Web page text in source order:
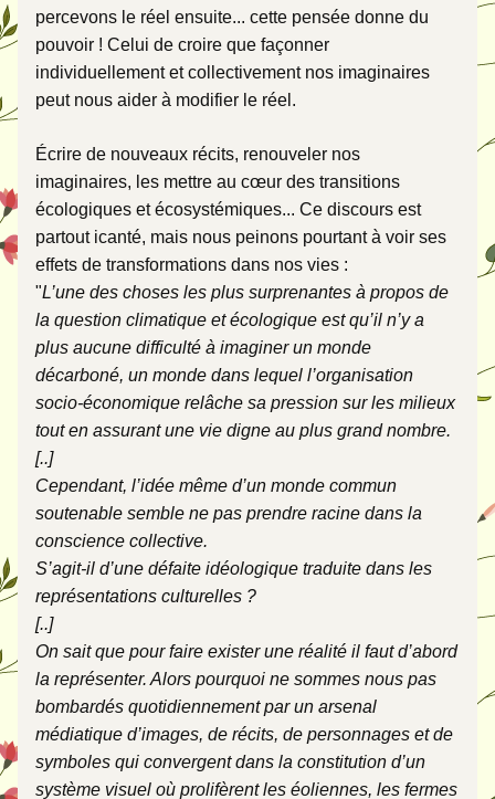
percevons le réel ensuite... cette pensée donne du
pouvoir ! Celui de croire que façonner
individuellement et collectivement nos imaginaires
peut nous aider à modifier le réel.
Écrire de nouveaux récits, renouveler nos
imaginaires, les mettre au cœur des transitions
écologiques et écosystémiques... Ce discours est
partout icanté, mais nous peinons pourtant à voir ses
effets de transformations dans nos vies :
"L’une des choses les plus surprenantes à propos de
la question climatique et écologique est qu’il n’y a
plus aucune difficulté à imaginer un monde
décarboné, un monde dans lequel l’organisation
socio-économique relâche sa pression sur les milieux
tout en assurant une vie digne au plus grand nombre.
[..]
Cependant, l’idée même d’un monde commun
soutenable semble ne pas prendre racine dans la
conscience collective.
S’agit-il d’une défaite idéologique traduite dans les
représentations culturelles ?
[..]
On sait que pour faire exister une réalité il faut d’abord
la représenter. Alors pourquoi ne sommes nous pas
bombardés quotidiennement par un arsenal
médiatique d’images, de récits, de personnages et de
symboles qui convergent dans la constitution d’un
système visuel où prolifèrent les éoliennes, les fermes